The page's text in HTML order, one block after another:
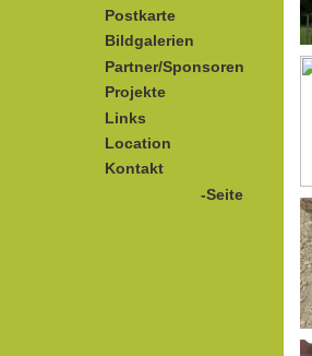
Postkarte
Bildgalerien
Partner/Sponsoren
Projekte
Links
Location
Kontakt
-Seite